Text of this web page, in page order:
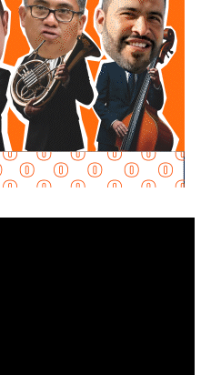
dependencia mantiene
el procedimiento
ley, por lo que descartó que
hacia la empresa.
ni de cacería. Al contrario,
ayuden a que la